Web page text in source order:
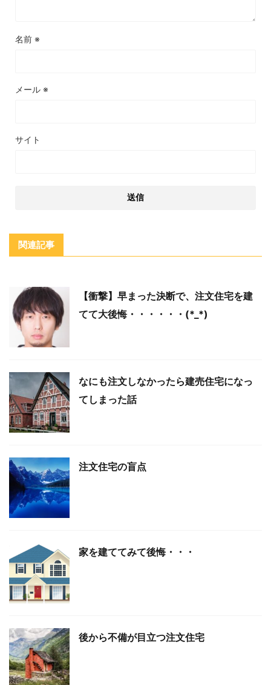
名前 ※
メール ※
サイト
関連記事
【衝撃】早まった決断で、注文住宅を建
てて大後悔・・・・・・(*_*)
なにも注文しなかったら建売住宅になっ
てしまった話
注文住宅の盲点
家を建ててみて後悔・・・
後から不備が目立つ注文住宅